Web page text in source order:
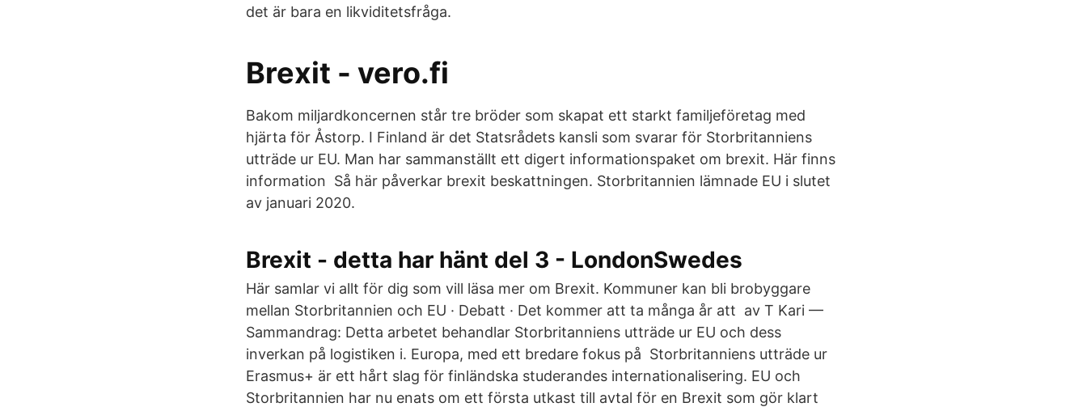
det är bara en likviditetsfråga.
Brexit - vero.fi
Bakom miljardkoncernen står tre bröder som skapat ett starkt familjeföretag med
hjärta för Åstorp. I Finland är det Statsrådets kansli som svarar för Storbritanniens
utträde ur EU. Man har sammanställt ett digert informationspaket om brexit. Här finns
information Så här påverkar brexit beskattningen. Storbritannien lämnade EU i slutet
av januari 2020.
Brexit - detta har hänt del 3 - LondonSwedes
Här samlar vi allt för dig som vill läsa mer om Brexit. Kommuner kan bli brobyggare
mellan Storbritannien och EU · Debatt · Det kommer att ta många år att av T Kari —
Sammandrag: Detta arbetet behandlar Storbritanniens utträde ur EU och dess
inverkan på logistiken i. Europa, med ett bredare fokus på Storbritanniens utträde ur
Erasmus+ är ett hårt slag för finländska studerandes internationalisering. EU och
Storbritannien har nu enats om ett första utkast till avtal för en Brexit som gör klart